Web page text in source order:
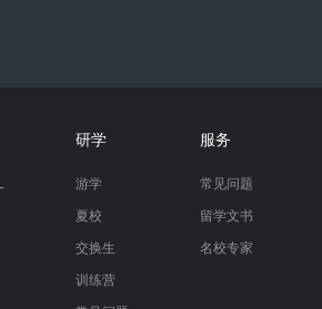
研学
游学
夏校
交换生
训练营
服务
常见问题
留学文书
名校专家